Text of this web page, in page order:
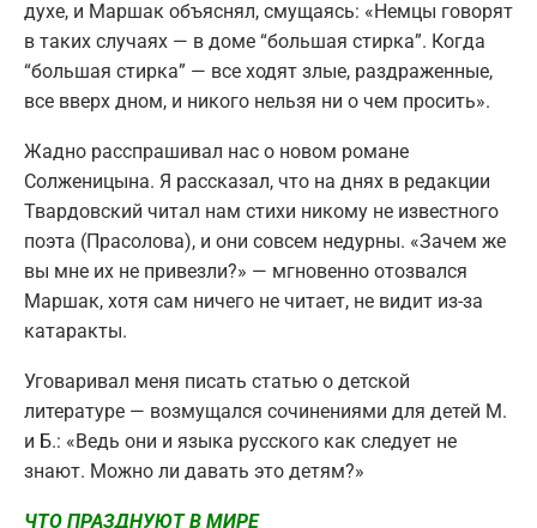
духе, и Маршак объяснял, смущаясь: «Немцы говорят
в таких случаях — в доме “большая стирка”. Когда
“большая стирка” — все ходят злые, раздраженные,
все вверх дном, и никого нельзя ни о чем просить».
Жадно расспрашивал нас о новом романе
Солженицына. Я рассказал, что на днях в редакции
Твардовский читал нам стихи никому не известного
поэта (Прасолова), и они совсем недурны. «Зачем же
вы мне их не привезли?» — мгновенно отозвался
Маршак, хотя сам ничего не читает, не видит из-за
катаракты.
Уговаривал меня писать статью о детской
литературе — возмущался сочинениями для детей М.
и Б.: «Ведь они и языка русского как следует не
знают. Можно ли давать это детям?»
ЧТО ПРАЗДНУЮТ В МИРЕ